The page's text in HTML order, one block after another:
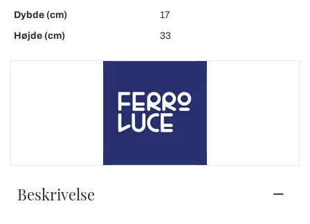
Dybde (cm)
17
Højde (cm)
33
Beskrivelse